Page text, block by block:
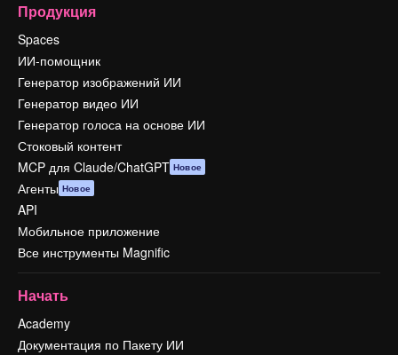
Продукция
Spaces
ИИ-помощник
Генератор изображений ИИ
Генератор видео ИИ
Генератор голоса на основе ИИ
Стоковый контент
MCP для Claude/ChatGPT Новое
Агенты Новое
API
Мобильное приложение
Все инструменты Magnific
Начать
Academy
Документация по Пакету ИИ